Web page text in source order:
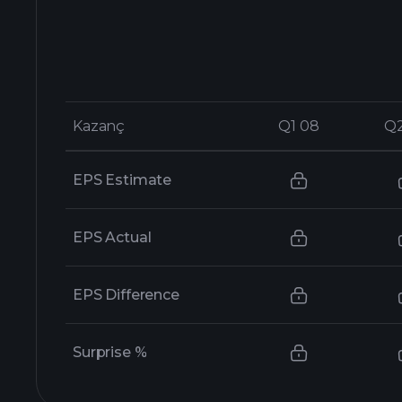
Kazanç Q1 08
Kazanç Q1 08
EPS Estimate
EPS Actual
EPS Difference
Surprise %